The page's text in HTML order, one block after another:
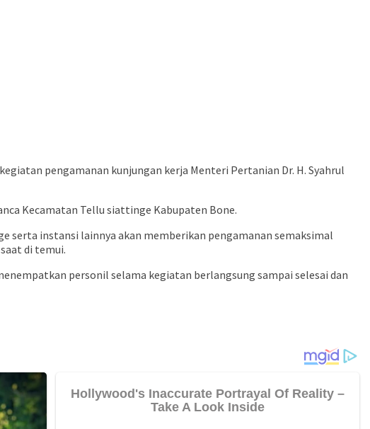
pengamanan kunjungan kerja Menteri Pertanian Dr. H. Syahrul
Kecamatan Tellu siattinge Kabupaten Bone.
serta instansi lainnya akan memberikan pengamanan semaksimal
di temui.
personil selama kegiatan berlangsung sampai selesai dan